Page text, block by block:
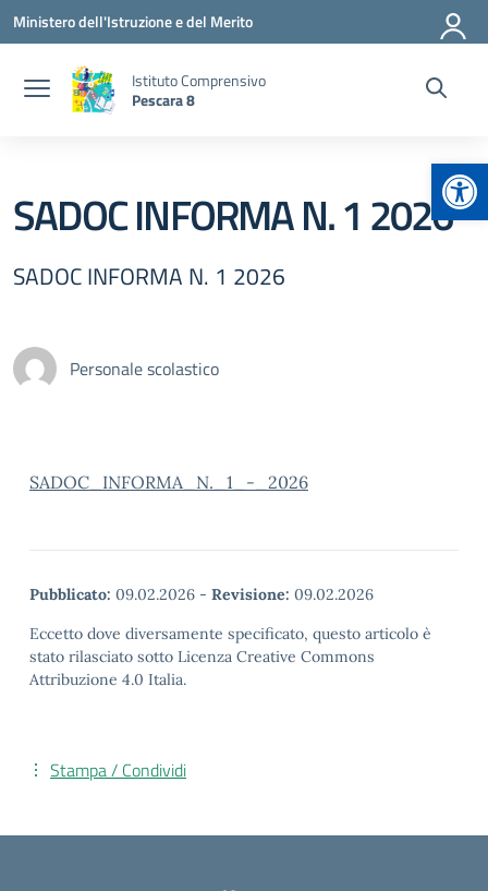
Vai ai contenuti
Vai al menu di navigazione
Vai al footer
Ministero dell'Istruzione e del Merito
Istituto Comprensivo
Pescara 8
SADOC INFORMA N. 1 2026
SADOC INFORMA N. 1 2026
Personale scolastico
SADOC_INFORMA_N._1_-_2026
Pubblicato: 09.02.2026 - Revisione: 09.02.2026
Eccetto dove diversamente specificato, questo articolo è
stato rilasciato sotto Licenza Creative Commons
Attribuzione 4.0 Italia.
Stampa / Condividi